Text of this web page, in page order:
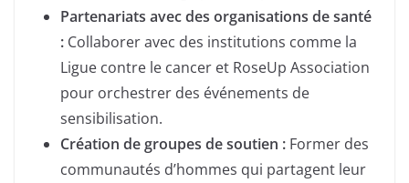
Partenariats avec des organisations de santé
: Collaborer avec des institutions comme la
Ligue contre le cancer et RoseUp Association
pour orchestrer des événements de
sensibilisation.
Création de groupes de soutien : Former des
communautés d’hommes qui partagent leur